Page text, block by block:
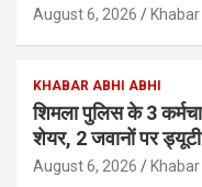
August 6, 2026
KHABAR ABHI ABHI
शिमला पुलिस के 3
शेयर, 2 जवानों पर
August 6, 2026